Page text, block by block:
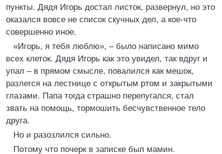
пункты. Дядя Игорь достал листок, развернул, но это
оказался вовсе не список скучных дел, а кое-что
совершенно иное.
«Игорь, я тебя люблю», – было написано мимо
всех клеток. Дядя Игорь как это увидел, так вдруг и
упал – в прямом смысле, повалился как мешок,
разлегся на лестнице с открытым ртом и закрытыми
глазами. Папа тогда страшно перепугался, стал
звать на помощь, тормошить бесчувственное тело
друга.
Но и разозлился сильно.
Потому что почерк в записке был мамин.